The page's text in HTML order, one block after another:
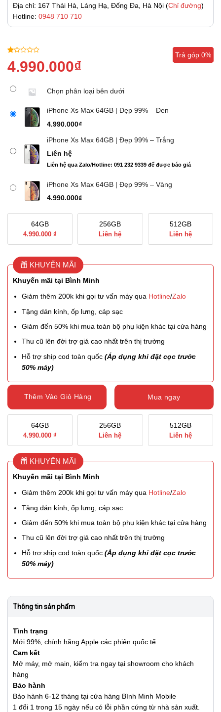
Địa chỉ: 167 Thái Hà, Láng Hạ, Đống Đa, Hà Nội (Chỉ đường)
Hotline: 0948 710 710
1.00
trên
dựa
trên
1
giá
4.990.000₫
Trả góp 0%
Chọn phân loại bên dưới
iPhone Xs Max 64GB | Đẹp 99% – Đen
4.990.000₫
iPhone Xs Max 64GB | Đẹp 99% – Trắng
Liên hệ
Liên hệ qua Zalo/Hotline: 091 232 9339 để được báo giá
iPhone Xs Max 64GB | Đẹp 99% – Vàng
4.990.000₫
Trả góp 0%
64GB
4.990.000 ₫
256GB
Liên hệ
512GB
Liên hệ
KHUYẾN MÃI
Khuyến mãi tại Bình Minh
Giảm thêm 200k khi gọi tư vấn máy qua Hotline/Zalo
Tặng dán kính, ốp lưng, cáp sạc
Giảm đến 50% khi mua toàn bộ phụ kiện khác tại cửa hàng
Thu cũ lên đời trợ giá cao nhất trên thị trường
Hỗ trợ ship cod toàn quốc (Áp dụng khi đặt cọc trước
50% máy)
Thêm Vào Giỏ Hàng Mua ngay
Trả góp 0%
64GB
4.990.000 ₫
256GB
Liên hệ
512GB
Liên hệ
KHUYẾN MÃI
Khuyến mãi tại Bình Minh
Giảm thêm 200k khi gọi tư vấn máy qua Hotline/Zalo
Tặng dán kính, ốp lưng, cáp sạc
Giảm đến 50% khi mua toàn bộ phụ kiện khác tại cửa hàng
Thu cũ lên đời trợ giá cao nhất trên thị trường
Hỗ trợ ship cod toàn quốc (Áp dụng khi đặt cọc trước
50% máy)
Thông tin sản phẩm
Tình trạng
Mới 99%, chính hãng Apple các phiên quốc tế
Cam kết
Mở máy, mở main, kiểm tra ngay tại showroom cho khách
hàng
Bảo hành
Bảo hành 6-12 tháng tại cửa hàng Bình Minh Mobile
1 đổi 1 trong 15 ngày nếu có lỗi phần cứng từ nhà sản xuất.